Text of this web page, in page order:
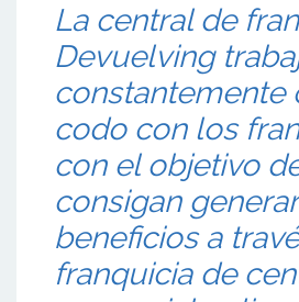
La central de
Devuelving
constantemente
codo con los
con el objetivo
consigan
beneficios a
franquicia de